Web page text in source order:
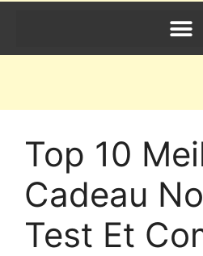
Top 10
Cadeau
Test Et